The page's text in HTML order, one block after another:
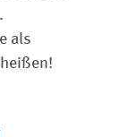
als